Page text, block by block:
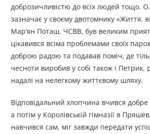
доброзичливістю до всіх людей тощо.
зазначає у своєму двотомнику «Життя,
Мар’ян Поташ, ЧСВВ, був великим
цікавився всіма проблемами своїх
доброю радою та подавав поміч, де
чесноти виробив у собі також і Петрик,
надалі на нелегкому життєвому шляху.
Відповідальний хлопчина вчився добре
а потім у Королівській гімназії в
навчився сам, міг завжди пeредати